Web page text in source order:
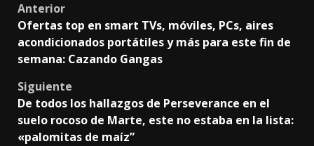
Post
navigation
Anterior
Ofertas top en smart TVs, móviles, PCs, aires
acondicionados portátiles y más para este fin de
semana: Cazando Gangas
Siguiente
De todos los hallazgos de Perseverance en el
suelo rocoso de Marte, este no estaba en la lista:
«palomitas de maíz”